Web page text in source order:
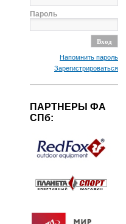
Пароль
Напомнить пароль
Зарегистрироваться
ПАРТНЕРЫ ФА
СПб: